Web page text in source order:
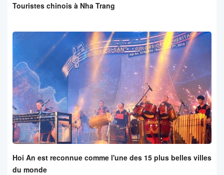
Touristes chinois à Nha Trang
Hoi An est reconnue comme l'une des 15 plus belles villes
du monde